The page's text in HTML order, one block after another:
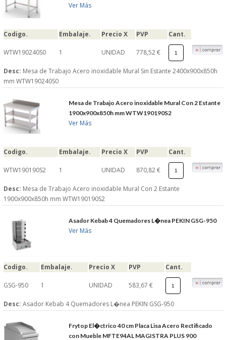
Ver Más
Codigo. Embalaje. Precio X PVP Cant.
WTW190240S0 1 UNIDAD 778,52 €
Desc: Mesa de Trabajo Acero inoxidable Mural Sin Estante 2400x900x850h
mm WTW190240S0
Mesa de Trabajo Acero inoxidable Mural Con 2 Estante
1900x900x850h mm WTW190190S2
Ver Más
Codigo. Embalaje. Precio X PVP Cant.
WTW190190S2 1 UNIDAD 870,82 €
Desc: Mesa de Trabajo Acero inoxidable Mural Con 2 Estante
1900x900x850h mm WTW190190S2
Asador Kebab 4 Quemadores L�nea PEKIN GSG-950
Ver Más
Codigo. Embalaje. Precio X PVP Cant.
GSG-950 1 UNIDAD 583,67 €
Desc: Asador Kebab 4 Quemadores L�nea PEKIN GSG-950
Frytop El�ctrico 40 cm Placa Lisa Acero Rectificado
con Mueble MFTE94AL MAGISTRA PLUS 900